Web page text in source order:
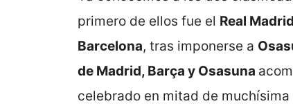
primero de ellos fue el Real Madrid
Barcelona, tras imponerse a
de Madrid, Barça y Osasuna
celebrado en mitad de